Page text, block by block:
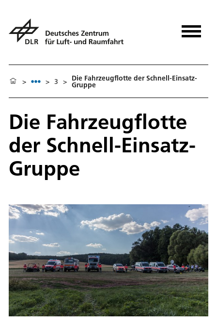
> > 3 > Die Fahrzeugflotte der Schnell-Einsatz-
Gruppe
Die Fahrzeugflotte
der Schnell-Einsatz-
Gruppe